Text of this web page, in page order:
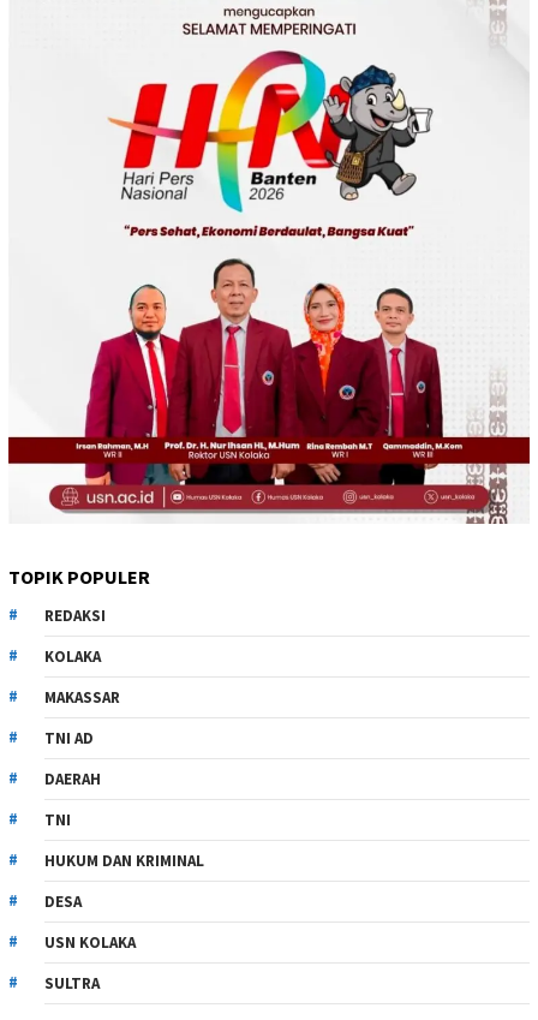
TOPIK POPULER
REDAKSI
KOLAKA
MAKASSAR
TNI AD
DAERAH
TNI
HUKUM DAN KRIMINAL
DESA
USN KOLAKA
SULTRA